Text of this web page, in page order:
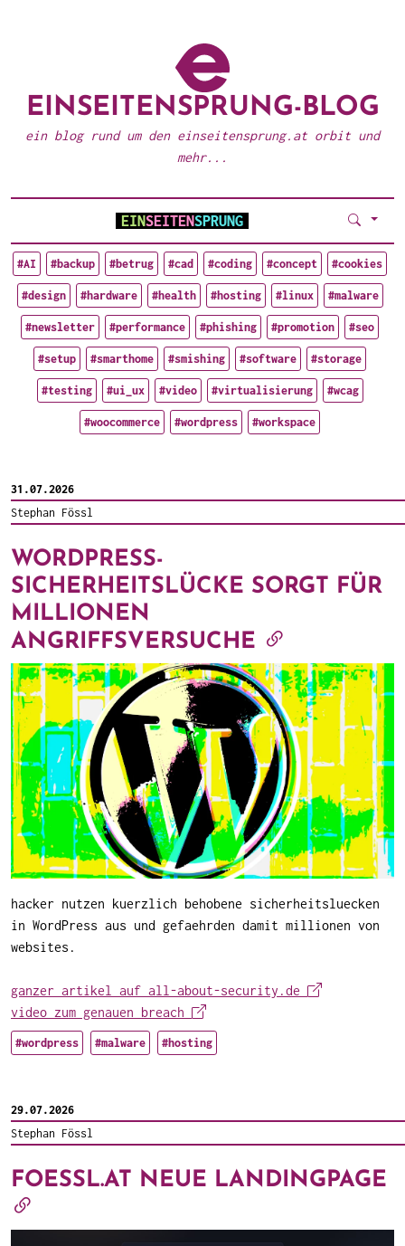
EINSEITENSPRUNG-BLOG
ein blog rund um den einseitensprung.at orbit und
mehr...
EINSEITENSPRUNG
#AI #backup #betrug #cad #coding #concept #cookies
#design #hardware #health #hosting #linux #malware
#newsletter #performance #phishing #promotion #seo
#setup #smarthome #smishing #software #storage
#testing #ui_ux #video #virtualisierung #wcag
#woocommerce #wordpress #workspace
31.07.2026
Stephan Fössl
WORDPRESS-
SICHERHEITSLÜCKE SORGT FÜR
MILLIONEN
ANGRIFFSVERSUCHE
hacker nutzen kuerzlich behobene sicherheitsluecken
in WordPress aus und gefaehrden damit millionen von
websites.
ganzer artikel auf all-about-security.de
video zum genauen breach
#wordpress #malware #hosting
29.07.2026
Stephan Fössl
FOESSL.AT NEUE LANDINGPAGE